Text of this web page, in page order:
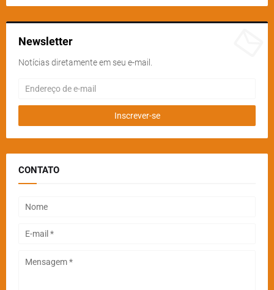
Newsletter
Notícias diretamente em seu e-mail.
CONTATO